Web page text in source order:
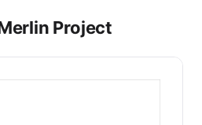
Project